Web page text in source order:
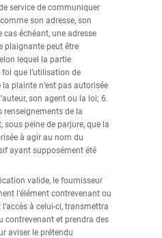
service de communiquer
son adresse, son
cas échéant, une adresse
plaignante peut être
lequel la partie
que l’utilisation de
la plainte n’est pas autorisée
son agent ou la loi; 6.
renseignements de la
peine de parjure, que la
à agir au nom du
ayant supposément été
valide, le fournisseur
l’élément contrevenant ou
à celui-ci, transmettra
contrevenant et prendra des
aviser le prétendu